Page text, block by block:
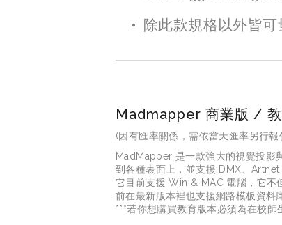
除此款規格以外皆可
Madmapper 商業版 / 教
(因有匯率關係，需依當天匯率另行報
MadMapper 是一款強大的視覺投影
到各種表面上，並支援 DMX、
它目前支援 Win & MAC 電腦，它不
前在最新版本裡也支援網路模板資料
***若你想購買教育版本必須為在校